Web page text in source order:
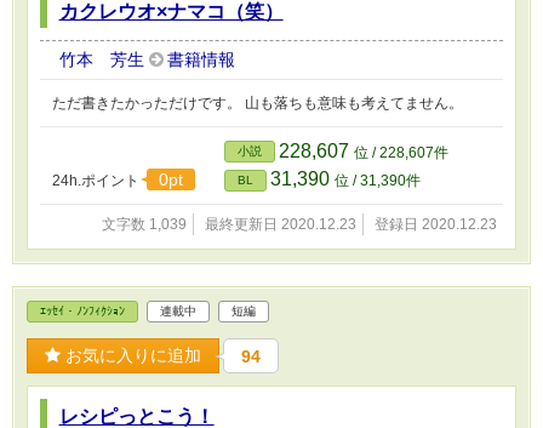
カクレウオ×ナマコ（笑）
竹本 芳生 書籍情報
ただ書きたかっただけです。 山も落ちも意味も考えてません。
24h.ポイント 0pt
小説 228,607 位 / 228,607件
BL 31,390 位 / 31,390件
文字数 1,039 最終更新日 2020.12.23 登録日 2020.12.23
ｴｯｾｲ・ﾉﾝﾌｨｸｼｮﾝ 連載中 短編
お気に入りに追加 94
レシピっとこう！